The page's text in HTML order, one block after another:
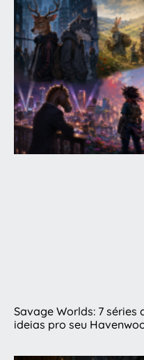
Savage Worlds: 7
ideias pro seu